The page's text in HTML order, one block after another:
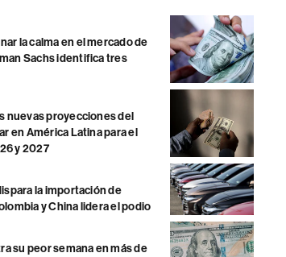
la calma en el mercado de
Sachs identifica tres
nuevas proyecciones del
en América Latina para el
y 2027
la importación de
y China lidera el podio
su peor semana en más de